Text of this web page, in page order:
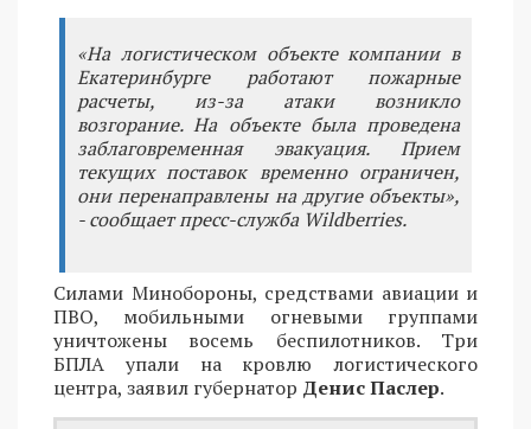
«На логистическом объекте компании в
Екатеринбурге работают пожарные
расчеты, из-за атаки возникло
возгорание. На объекте была проведена
заблаговременная эвакуация. Прием
текущих поставок временно ограничен,
они перенаправлены на другие объекты»,
- сообщает пресс-служба Wildberries.
Силами Минобороны, средствами авиации и
ПВО, мобильными огневыми группами
уничтожены восемь беспилотников. Три
БПЛА упали на кровлю логистического
центра, заявил губернатор Денис Паслер.